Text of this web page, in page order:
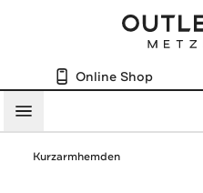
Online Shop
Menü
Kurzarmhemden